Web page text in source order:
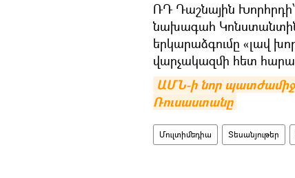
ՌԴ Դաշնային
նախագահ Կոնստանտին
երկարաձգումը «լավ
վարչակազմի հետ
ԱՄՆ-ի նոր
Ռուսաստանը
Մուլտիմեդիա Տեսանյութեր